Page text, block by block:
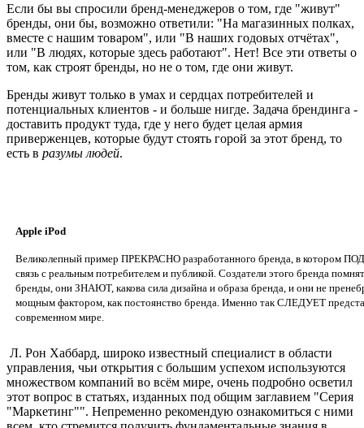
Если бы вы спросили бренд-менеджеров о том, где "живут"
бренды, они бы, возможно ответили: "На магазинных полках,
вместе с нашим товаром", или "В наших годовых отчётах",
или "В людях, которые здесь работают". Нет! Все эти ответы о
том, как строят бренды, но не о том, где они живут.
Бренды живут только в умах и сердцах потребителей и
потенциальных клиентов - и больше нигде. Задача брендинга -
доставить продукт туда, где у него будет целая армия
приверженцев, которые будут стоять горой за этот бренд, то
есть в разумы людей.
Apple iPod
Великолепный пример ПРЕКРАСНО разработанного бренда, в котором
связь с реальным потребителем и публикой. Создатели этого бренда
бренды, они ЗНАЮТ, какова сила дизайна и образа бренда, и они не
мощным фактором, как постоянство бренда. Именно так СЛЕДУЕТ
современном мире.
Л. Рон Хаббард, широко известный специалист в области
управления, чьи открытия с большим успехом используются
множеством компаний во всём мире, очень подробно осветил
этот вопрос в статьях, изданных под общим заглавием "Серия
"Маркетинг"". Непременно рекомендую ознакомиться с ними